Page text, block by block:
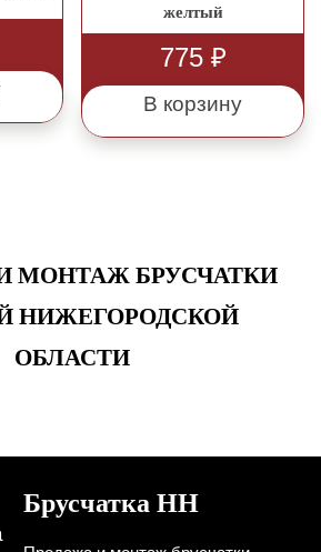
желтый
775 ₽
В корзину
МОНТАЖ БРУСЧАТКИ
НИЖЕГОРОДСКОЙ
ОБЛАСТИ
Брусчатка НН